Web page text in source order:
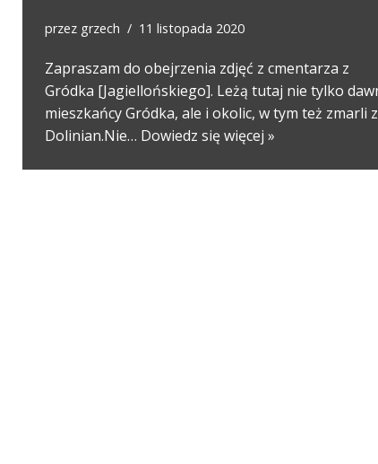
przez grzech 11 listopada 2020
Zapraszam do obejrzenia zdjęć z cmentarza z
Gródka [Jagiellońskiego]. Leżą tutaj nie tylko
mieszkańcy Gródka, ale i okolic, w tym też zmarli z
Dolinian.Nie… Dowiedz się więcej »